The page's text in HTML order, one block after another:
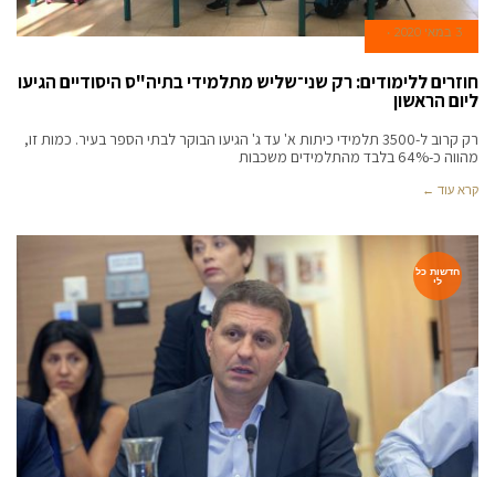
3 במאי 2020
חוזרים ללימודים: רק שני־שליש מתלמידי בתיה"ס היסודיים הגיעו
ליום הראשון
רק קרוב ל-3500 תלמידי כיתות א' עד ג' הגיעו הבוקר לבתי הספר בעיר. כמות זו,
מהווה כ-64% בלבד מהתלמידים משכבות
קרא עוד ←
חדשות כל
לי